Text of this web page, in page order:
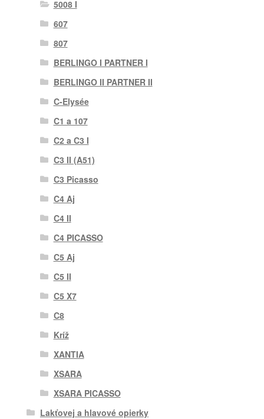
5008 I
607
807
BERLINGO I PARTNER I
BERLINGO II PARTNER II
C-Elysée
C1 a 107
C2 a C3 I
C3 II (A51)
C3 Picasso
C4 Aj
C4 II
C4 PICASSO
C5 Aj
C5 II
C5 X7
C8
Kríž
XANTIA
XSARA
XSARA PICASSO
Lakťovej a hlavové opierky